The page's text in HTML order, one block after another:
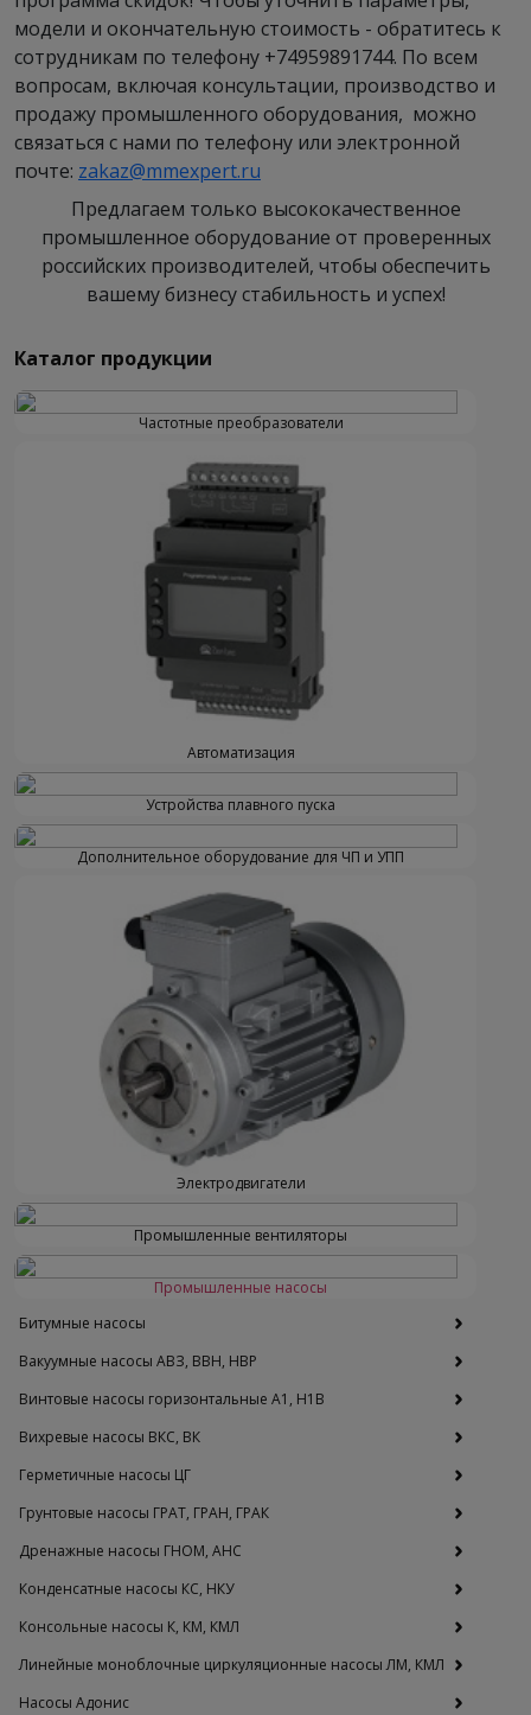
модели и окончательную стоимость - обратитесь к
сотрудникам по телефону +74959891744. По всем
вопросам, включая консультации, производство и
продажу промышленного оборудования, можно
связаться с нами по телефону или электронной
почте: zakaz@mmexpert.ru
Предлагаем только высококачественное
промышленное оборудование от проверенных
российских производителей, чтобы обеспечить
вашему бизнесу стабильность и успех!
Каталог продукции
Частотные преобразователи
Автоматизация
Устройства плавного пуска
Дополнительное оборудование для ЧП и УПП
Электродвигатели
Промышленные вентиляторы
Промышленные насосы
Битумные насосы
Вакуумные насосы АВЗ, ВВН, НВР
Винтовые насосы горизонтальные А1, Н1В
Вихревые насосы ВКС, ВК
Герметичные насосы ЦГ
Грунтовые насосы ГРАТ, ГРАН, ГРАК
Дренажные насосы ГНОМ, АНС
Конденсатные насосы КС, НКУ
Консольные насосы К, КМ, КМЛ
Линейные моноблочные циркуляционные насосы ЛМ, КМЛ
Насосы Адонис